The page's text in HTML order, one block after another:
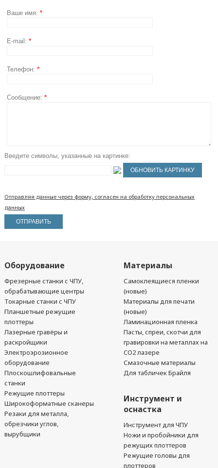
Ваше имя: *
E-mail: *
Телефон: *
Сообщение: *
Введите символы, указанные на картинке:
Отправляя данные через форму, согласен на обработку персональных
данных
Оборудование
Фрезерные станки с ЧПУ,
обрабатывающие центры
Токарные станки с ЧПУ
Планшетные режущие
плоттеры
Лазерные гравёры и
раскройщики
Электроэрозионное
оборудование
Плоскошлифовальные
станки
Режущие плоттеры
Широкоформатные сканеры
Резаки для металла,
обрезчики углов,
вырубщики
Материалы
Самоклеящиеся пленки
(новые)
Материалы для печати
(новые)
Ламинационная пленка
Пасты, спреи, скотчи для
гравировки на металлах на
CO2 лазере
Смазочные материалы
Для табличек Брайля
Инструмент и
оснастка
Инструмент для ЧПУ
Ножи и пробойники для
режущих плоттеров
Режущие головы для
плоттеров